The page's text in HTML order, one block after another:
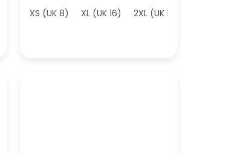
XL (UK 16) 2XL (UK 18)
XS (UK 8) XL (UK 16) 2XL (UK 18)